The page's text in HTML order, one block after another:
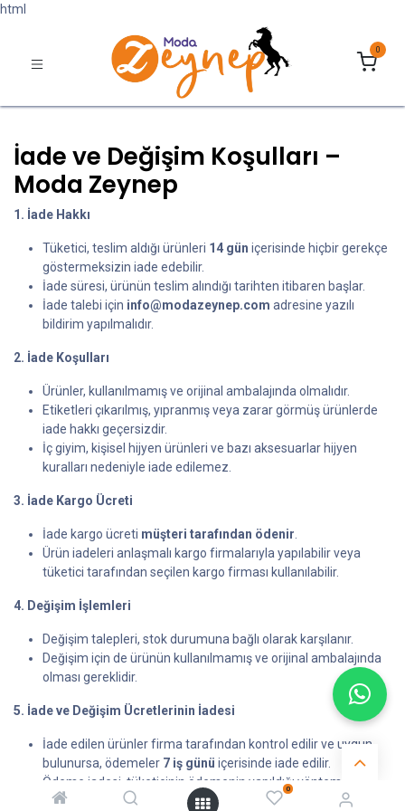
html
0
0
İade ve Değişim Koşulları –
Moda Zeynep
1. İade Hakkı
Tüketici, teslim aldığı ürünleri 14 gün içerisinde hiçbir gerekçe
göstermeksizin iade edebilir.
İade süresi, ürünün teslim alındığı tarihten itibaren başlar.
İade talebi için info@modazeynep.com adresine yazılı
bildirim yapılmalıdır.
2. İade Koşulları
Ürünler, kullanılmamış ve orijinal ambalajında olmalıdır.
Etiketleri çıkarılmış, yıpranmış veya zarar görmüş ürünlerde
iade hakkı geçersizdir.
İç giyim, kişisel hijyen ürünleri ve bazı aksesuarlar hijyen
kuralları nedeniyle iade edilemez.
3. İade Kargo Ücreti
İade kargo ücreti müşteri tarafından ödenir
Ürün iadeleri anlaşmalı kargo firmalarıyla yapılabilir veya
tüketici tarafından seçilen kargo firması kullanılabilir.
4. Değişim İşlemleri
Değişim talepleri, stok durumuna bağlı olarak karşılanır.
Değişim için de ürünün kullanılmamış ve orijinal ambalajında
olması gereklidir.
5. İade ve Değişim Ücretlerinin İadesi
İade edilen ürünler firma tarafından kontrol edilir ve uygun
bulunursa, ödemeler 7 iş günü içerisinde iade edilir.
Ödeme iadesi, tüketicinin ödemenin yapıldığı yöntemle
gerçekleştirilir.